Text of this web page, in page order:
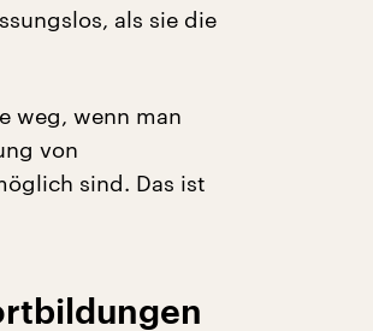
als sie die
weg, wenn man
von
sind. Das ist